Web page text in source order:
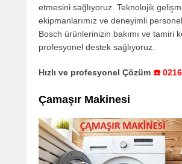
etmesini sağlıyoruz. Teknolojik
ekipmanlarımız ve deneyimli
Bosch ürünlerinizin bakımı ve tamiri
profesyonel destek sağlıyoruz.
Hızlı ve profesyonel Çözüm ☎️
Çamaşır Makinesi